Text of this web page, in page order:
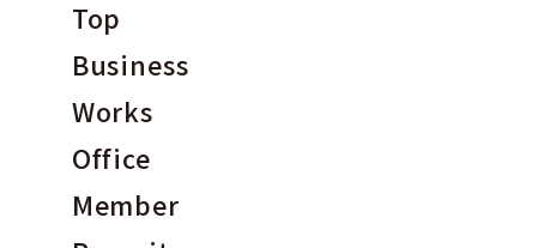
Top
Business
Works
Office
Member